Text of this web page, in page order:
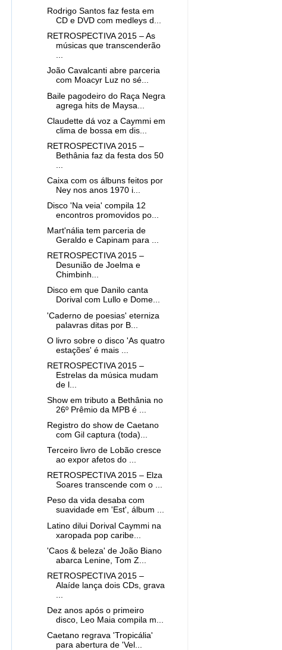
Rodrigo Santos faz festa em
CD e DVD com medleys d...
RETROSPECTIVA 2015 – As
músicas que transcenderão
...
João Cavalcanti abre parceria
com Moacyr Luz no sé...
Baile pagodeiro do Raça Negra
agrega hits de Maysa...
Claudette dá voz a Caymmi em
clima de bossa em dis...
RETROSPECTIVA 2015 –
Bethânia faz da festa dos 50
Caixa com os álbuns feitos por
Ney nos anos 1970 i...
Disco 'Na veia' compila 12
encontros promovidos po...
Mart'nália tem parceria de
Geraldo e Capinam para ...
RETROSPECTIVA 2015 –
Desunião de Joelma e
Chimbinh...
Disco em que Danilo canta
Dorival com Lullo e Dome...
'Caderno de poesias' eterniza
palavras ditas por B...
O livro sobre o disco 'As quatro
estações' é mais ...
RETROSPECTIVA 2015 –
Estrelas da música mudam
de l...
Show em tributo a Bethânia no
26º Prêmio da MPB é ...
Registro do show de Caetano
com Gil captura (toda)...
Terceiro livro de Lobão cresce
ao expor afetos do ...
RETROSPECTIVA 2015 – Elza
Soares transcende com o ...
Peso da vida desaba com
suavidade em 'Est', álbum ...
Latino dilui Dorival Caymmi na
xaropada pop caribe...
'Caos & beleza' de João Biano
abarca Lenine, Tom Z...
RETROSPECTIVA 2015 –
Alaíde lança dois CDs, grava
Dez anos após o primeiro
disco, Leo Maia compila m...
Caetano regrava 'Tropicália'
para abertura de 'Vel...